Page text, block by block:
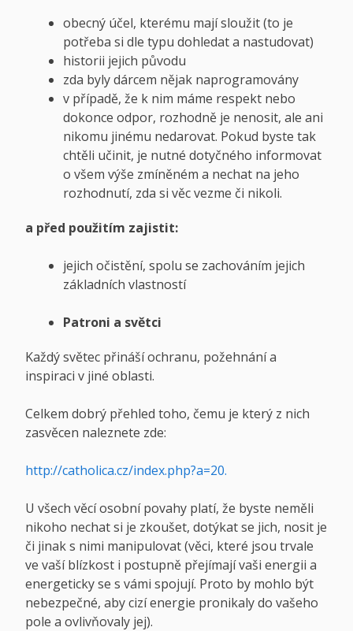
obecný účel, kterému mají sloužit (to je
potřeba si dle typu dohledat a nastudovat)
historii jejich původu
zda byly dárcem nějak naprogramovány
v případě, že k nim máme respekt nebo
dokonce odpor, rozhodně je nenosit, ale ani
nikomu jinému nedarovat. Pokud byste tak
chtěli učinit, je nutné dotyčného informovat
o všem výše zmíněném a nechat na jeho
rozhodnutí, zda si věc vezme či nikoli.
a před použitím zajistit:
jejich očistění, spolu se zachováním jejich
základních vlastností
Patroni a světci
Každý světec přináší ochranu, požehnání a
inspiraci v jiné oblasti.
Celkem dobrý přehled toho, čemu je který z nich
zasvěcen naleznete zde:
http://catholica.cz/index.php?a=20.
U všech věcí osobní povahy platí, že byste neměli
nikoho nechat si je zkoušet, dotýkat se jich, nosit je
či jinak s nimi manipulovat (věci, které jsou trvale
ve vaší blízkost i postupně přejímají vaši energii a
energeticky se s vámi spojují. Proto by mohlo být
nebezpečné, aby cizí energie pronikaly do vašeho
pole a ovlivňovaly jej).